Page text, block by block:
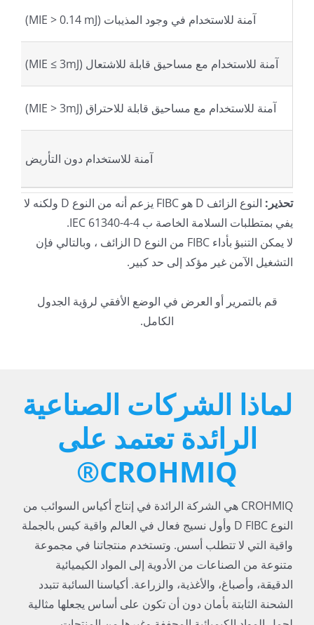
آمنة للاستخدام في وجود المذيبات (MIE > 0.14 mJ)
آمنة للاستخدام مع مساحيق قابلة للاشتعال (MIE ≤ 3mJ)
آمنة للاستخدام مع مساحيق قابلة للاحتراق (MIE > 3mJ)
آمنة للاستخدام دون التأريض
تحذير:
النوع الزائف D هو FIBC يزعم أنه من النوع D ولكنه لا
يفي بمتطلبات السلامة الخاصة ب IEC 61340-4-4.
لا يمكن التنبؤ بأداء FIBC من النوع D الزائف ، وبالتالي فإن
التشغيل الآمن غير مؤكد إلى حد كبير.
قم بالتمرير أو العرض في الوضع الأفقي لرؤية الجدول
الكامل.
لماذا الشركات الصناعية
الرائدة تعتمد على
CROHMIQ®
CROHMIQ هي الشركة الرائدة في إنتاج أكياس السوائب من
النوع D FIBC وأول نسيج فعال في العالم واقية كيس بالجملة
واقية التي لا تتطلب أسس. وتستخدم منتجاتنا في مجموعة
متنوعة من الصناعات من الأدوية إلى المواد الكيميائية
الدقيقة، وأصباغ، والأغذية، والزراعة. أكياسنا السائبة تتبدد
الشحنة الثابتة بأمان دون أن تكون على أساس يجعلها مثالية